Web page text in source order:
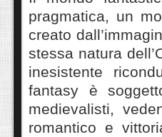
pragmatica, un
creato
stessa natura
inesistente
fantasy è
medievalisti,
romantico e